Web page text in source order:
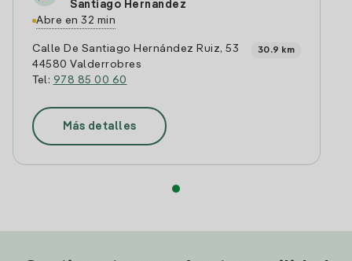
Santiago Hernandez
Abre en 32 min
Calle De Santiago Hernández Ruiz, 53
44580 Valderrobres
Tel: 978 85 00 60
30.9 km
Más detalles